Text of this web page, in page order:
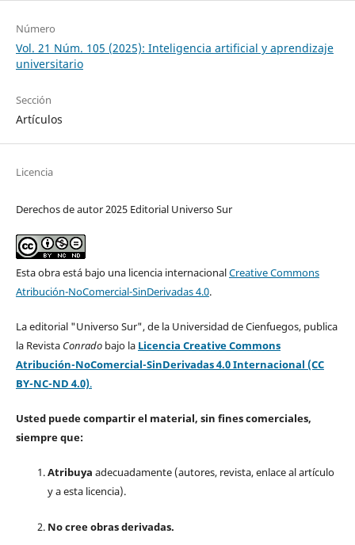
Número
Vol. 21 Núm. 105 (2025): Inteligencia artificial y aprendizaje
universitario
Sección
Artículos
Licencia
Derechos de autor 2025 Editorial Universo Sur
Esta obra está bajo una licencia internacionalCreative Commons
Atribución-NoComercial-SinDerivadas 4.0.
La editorial "Universo Sur", de la Universidad de Cienfuegos, publica
la Revista Conradobajo la Licencia Creative Commons
Atribución-NoComercial-SinDerivadas 4.0 Internacional (CC
BY-NC-ND 4.0).
Usted puede compartir el material, sin fines comerciales,
siempre que:
Atribuya adecuadamente (autores, revista, enlace al artículo
y a esta licencia).
No cree obras derivadas.